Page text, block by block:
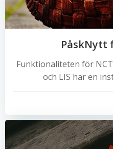
PåskNytt
Funktionaliteten för
och LIS har en